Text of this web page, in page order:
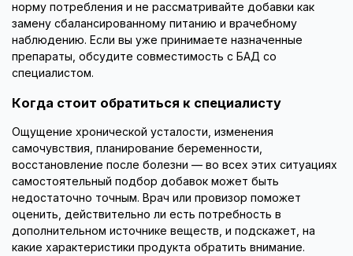
норму потребления и не рассматривайте добавки как
замену сбалансированному питанию и врачебному
наблюдению. Если вы уже принимаете назначенные
препараты, обсудите совместимость с БАД со
специалистом.
Когда стоит обратиться к специалисту
Ощущение хронической усталости, изменения
самочувствия, планирование беременности,
восстановление после болезни — во всех этих ситуациях
самостоятельный подбор добавок может быть
недостаточно точным. Врач или провизор поможет
оценить, действительно ли есть потребность в
дополнительном источнике веществ, и подскажет, на
какие характеристики продукта обратить внимание.